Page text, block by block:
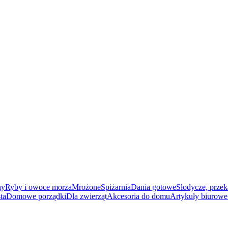
Ryby i owoce morzaMrożoneSpiżarniaDania gotoweSłodycze,
Domowe porządkiDla zwierzątAkcesoria do domuArtykuły